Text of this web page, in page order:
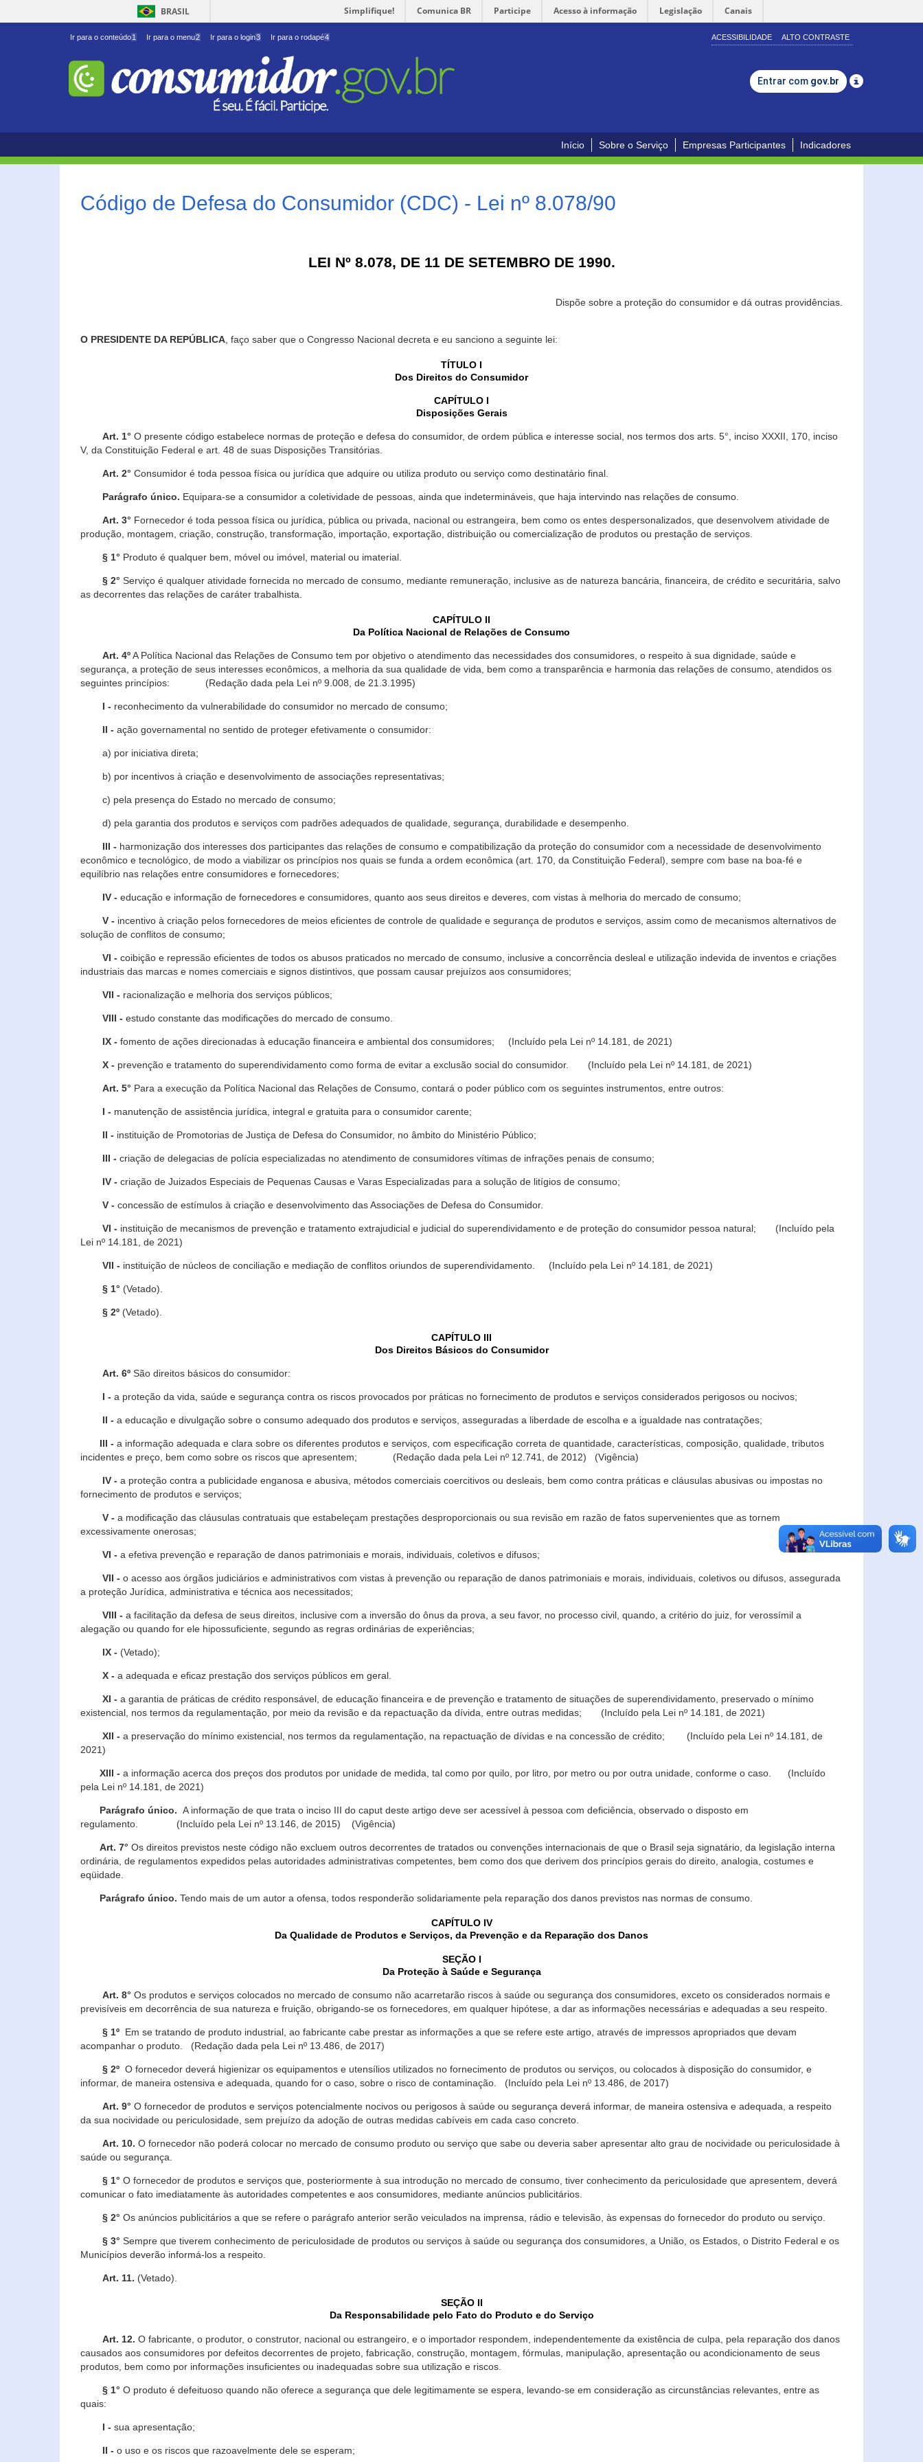
BRASIL Simplifique! Comunica BR Participe Acesso à informação Legislação Canais
Ir para o conteúdo1 Ir para o menu2 Ir para o login3 Ir para o rodapé4 ACESSIBILIDADE ALTO CONTRASTE
Entrar com gov.br
Início Sobre o Serviço Empresas Participantes Indicadores
Código de Defesa do Consumidor (CDC) - Lei nº 8.078/90
LEI Nº 8.078, DE 11 DE SETEMBRO DE 1990.
Dispõe sobre a proteção do consumidor e dá outras providências.
O PRESIDENTE DA REPÚBLICA, faço saber que o Congresso Nacional decreta e eu sanciono a seguinte lei:
TÍTULO I
Dos Direitos do Consumidor
CAPÍTULO I
Disposições Gerais
Art. 1° O presente código estabelece normas de proteção e defesa do consumidor, de ordem pública e interesse social, nos termos dos arts. 5°, inciso XXXII, 170, inciso
V, da Constituição Federal e art. 48 de suas Disposições Transitórias.
Art. 2° Consumidor é toda pessoa física ou jurídica que adquire ou utiliza produto ou serviço como destinatário final.
Parágrafo único. Equipara-se a consumidor a coletividade de pessoas, ainda que indetermináveis, que haja intervindo nas relações de consumo.
Art. 3° Fornecedor é toda pessoa física ou jurídica, pública ou privada, nacional ou estrangeira, bem como os entes despersonalizados, que desenvolvem atividade de
produção, montagem, criação, construção, transformação, importação, exportação, distribuição ou comercialização de produtos ou prestação de serviços.
§ 1° Produto é qualquer bem, móvel ou imóvel, material ou imaterial.
§ 2° Serviço é qualquer atividade fornecida no mercado de consumo, mediante remuneração, inclusive as de natureza bancária, financeira, de crédito e securitária, salvo
as decorrentes das relações de caráter trabalhista.
CAPÍTULO II
Da Política Nacional de Relações de Consumo
Art. 4ºA Política Nacional das Relações de Consumo tem por objetivo o atendimento das necessidades dos consumidores, o respeito à sua dignidade, saúde e
segurança, a proteção de seus interesses econômicos, a melhoria da sua qualidade de vida, bem como a transparência e harmonia das relações de consumo, atendidos os
seguintes princípios: (Redação dada pela Lei nº 9.008, de 21.3.1995)
I - reconhecimento da vulnerabilidade do consumidor no mercado de consumo;
II - ação governamental no sentido de proteger efetivamente o consumidor:
a) por iniciativa direta;
b) por incentivos à criação e desenvolvimento de associações representativas;
c) pela presença do Estado no mercado de consumo;
d) pela garantia dos produtos e serviços com padrões adequados de qualidade, segurança, durabilidade e desempenho.
III - harmonização dos interesses dos participantes das relações de consumo e compatibilização da proteção do consumidor com a necessidade de desenvolvimento
econômico e tecnológico, de modo a viabilizar os princípios nos quais se funda a ordem econômica (art. 170, da Constituição Federal), sempre com base na boa-fé e
equilíbrio nas relações entre consumidores e fornecedores;
IV - educação e informação de fornecedores e consumidores, quanto aos seus direitos e deveres, com vistas à melhoria do mercado de consumo;
V - incentivo à criação pelos fornecedores de meios eficientes de controle de qualidade e segurança de produtos e serviços, assim como de mecanismos alternativos de
solução de conflitos de consumo;
VI - coibição e repressão eficientes de todos os abusos praticados no mercado de consumo, inclusive a concorrência desleal e utilização indevida de inventos e criações
industriais das marcas e nomes comerciais e signos distintivos, que possam causar prejuízos aos consumidores;
VII - racionalização e melhoria dos serviços públicos;
VIII - estudo constante das modificações do mercado de consumo.
IX - fomento de ações direcionadas à educação financeira e ambiental dos consumidores; (Incluído pela Lei nº 14.181, de 2021)
X - prevenção e tratamento do superendividamento como forma de evitar a exclusão social do consumidor. (Incluído pela Lei nº 14.181, de 2021)
Art. 5° Para a execução da Política Nacional das Relações de Consumo, contará o poder público com os seguintes instrumentos, entre outros:
I - manutenção de assistência jurídica, integral e gratuita para o consumidor carente;
II - instituição de Promotorias de Justiça de Defesa do Consumidor, no âmbito do Ministério Público;
III - criação de delegacias de polícia especializadas no atendimento de consumidores vítimas de infrações penais de consumo;
IV - criação de Juizados Especiais de Pequenas Causas e Varas Especializadas para a solução de litígios de consumo;
V - concessão de estímulos à criação e desenvolvimento das Associações de Defesa do Consumidor.
VI - instituição de mecanismos de prevenção e tratamento extrajudicial e judicial do superendividamento e de proteção do consumidor pessoa natural; (Incluído pela
Lei nº 14.181, de 2021)
VII - instituição de núcleos de conciliação e mediação de conflitos oriundos de superendividamento. (Incluído pela Lei nº 14.181, de 2021)
§ 1° (Vetado).
§ 2º (Vetado).
CAPÍTULO III
Dos Direitos Básicos do Consumidor
Art. 6º São direitos básicos do consumidor:
I - a proteção da vida, saúde e segurança contra os riscos provocados por práticas no fornecimento de produtos e serviços considerados perigosos ou nocivos;
II - a educação e divulgação sobre o consumo adequado dos produtos e serviços, asseguradas a liberdade de escolha e a igualdade nas contratações;
III - a informação adequada e clara sobre os diferentes produtos e serviços, com especificação correta de quantidade, características, composição, qualidade, tributos
incidentes e preço, bem como sobre os riscos que apresentem; (Redação dada pela Lei nº 12.741, de 2012) (Vigência)
IV - a proteção contra a publicidade enganosa e abusiva, métodos comerciais coercitivos ou desleais, bem como contra práticas e cláusulas abusivas ou impostas no
fornecimento de produtos e serviços;
V - a modificação das cláusulas contratuais que estabeleçam prestações desproporcionais ou sua revisão em razão de fatos supervenientes que as tornem
excessivamente onerosas;
VI - a efetiva prevenção e reparação de danos patrimoniais e morais, individuais, coletivos e difusos;
VII - o acesso aos órgãos judiciários e administrativos com vistas à prevenção ou reparação de danos patrimoniais e morais, individuais, coletivos ou difusos, assegurada
a proteção Jurídica, administrativa e técnica aos necessitados;
VIII - a facilitação da defesa de seus direitos, inclusive com a inversão do ônus da prova, a seu favor, no processo civil, quando, a critério do juiz, for verossímil a
alegação ou quando for ele hipossuficiente, segundo as regras ordinárias de experiências;
IX - (Vetado);
X - a adequada e eficaz prestação dos serviços públicos em geral.
XI - a garantia de práticas de crédito responsável, de educação financeira e de prevenção e tratamento de situações de superendividamento, preservado o mínimo
existencial, nos termos da regulamentação, por meio da revisão e da repactuação da dívida, entre outras medidas; (Incluído pela Lei nº 14.181, de 2021)
XII - a preservação do mínimo existencial, nos termos da regulamentação, na repactuação de dívidas e na concessão de crédito; (Incluído pela Lei nº 14.181, de
2021)
XIII - a informação acerca dos preços dos produtos por unidade de medida, tal como por quilo, por litro, por metro ou por outra unidade, conforme o caso. (Incluído
pela Lei nº 14.181, de 2021)
Parágrafo único. A informação de que trata o inciso III do caput deste artigo deve ser acessível à pessoa com deficiência, observado o disposto em
regulamento. (Incluído pela Lei nº 13.146, de 2015) (Vigência)
Art. 7° Os direitos previstos neste código não excluem outros decorrentes de tratados ou convenções internacionais de que o Brasil seja signatário, da legislação interna
ordinária, de regulamentos expedidos pelas autoridades administrativas competentes, bem como dos que derivem dos princípios gerais do direito, analogia, costumes e
eqüidade.
Parágrafo único. Tendo mais de um autor a ofensa, todos responderão solidariamente pela reparação dos danos previstos nas normas de consumo.
CAPÍTULO IV
Da Qualidade de Produtos e Serviços, da Prevenção e da Reparação dos Danos
SEÇÃO I
Da Proteção à Saúde e Segurança
Art. 8° Os produtos e serviços colocados no mercado de consumo não acarretarão riscos à saúde ou segurança dos consumidores, exceto os considerados normais e
previsíveis em decorrência de sua natureza e fruição, obrigando-se os fornecedores, em qualquer hipótese, a dar as informações necessárias e adequadas a seu respeito.
§ 1º Em se tratando de produto industrial, ao fabricante cabe prestar as informações a que se refere este artigo, através de impressos apropriados que devam
acompanhar o produto. (Redação dada pela Lei nº 13.486, de 2017)
§ 2º O fornecedor deverá higienizar os equipamentos e utensílios utilizados no fornecimento de produtos ou serviços, ou colocados à disposição do consumidor, e
informar, de maneira ostensiva e adequada, quando for o caso, sobre o risco de contaminação. (Incluído pela Lei nº 13.486, de 2017)
Art. 9° O fornecedor de produtos e serviços potencialmente nocivos ou perigosos à saúde ou segurança deverá informar, de maneira ostensiva e adequada, a respeito
da sua nocividade ou periculosidade, sem prejuízo da adoção de outras medidas cabíveis em cada caso concreto.
Art. 10. O fornecedor não poderá colocar no mercado de consumo produto ou serviço que sabe ou deveria saber apresentar alto grau de nocividade ou periculosidade à
saúde ou segurança.
§ 1° O fornecedor de produtos e serviços que, posteriormente à sua introdução no mercado de consumo, tiver conhecimento da periculosidade que apresentem, deverá
comunicar o fato imediatamente às autoridades competentes e aos consumidores, mediante anúncios publicitários.
§ 2° Os anúncios publicitários a que se refere o parágrafo anterior serão veiculados na imprensa, rádio e televisão, às expensas do fornecedor do produto ou serviço.
§ 3° Sempre que tiverem conhecimento de periculosidade de produtos ou serviços à saúde ou segurança dos consumidores, a União, os Estados, o Distrito Federal e os
Municípios deverão informá-los a respeito.
Art. 11. (Vetado).
SEÇÃO II
Da Responsabilidade pelo Fato do Produto e do Serviço
Art. 12. O fabricante, o produtor, o construtor, nacional ou estrangeiro, e o importador respondem, independentemente da existência de culpa, pela reparação dos danos
causados aos consumidores por defeitos decorrentes de projeto, fabricação, construção, montagem, fórmulas, manipulação, apresentação ou acondicionamento de seus
produtos, bem como por informações insuficientes ou inadequadas sobre sua utilização e riscos.
§ 1° O produto é defeituoso quando não oferece a segurança que dele legitimamente se espera, levando-se em consideração as circunstâncias relevantes, entre as
quais:
I - sua apresentação;
II - o uso e os riscos que razoavelmente dele se esperam;